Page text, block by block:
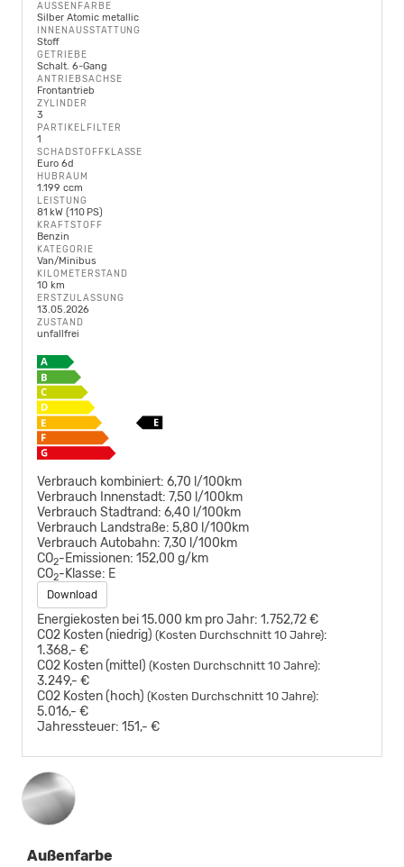
AUSSENFARBE
Silber Atomic metallic
INNENAUSSTATTUNG
Stoff
GETRIEBE
Schalt. 6-Gang
ANTRIEBSACHSE
Frontantrieb
ZYLINDER
3
PARTIKELFILTER
1
SCHADSTOFFKLASSE
Euro 6d
HUBRAUM
1.199 ccm
LEISTUNG
81 kW (110 PS)
KRAFTSTOFF
Benzin
KATEGORIE
Van/Minibus
KILOMETERSTAND
10 km
ERSTZULASSUNG
13.05.2026
ZUSTAND
unfallfrei
Verbrauch kombiniert: 6,70 l/100km
Verbrauch Innenstadt: 7,50 l/100km
Verbrauch Stadtrand: 6,40 l/100km
Verbrauch Landstraße: 5,80 l/100km
Verbrauch Autobahn: 7,30 l/100km
CO2-Emissionen: 152,00 g/km
CO2-Klasse: E
Download
Energiekosten bei 15.000 km pro Jahr: 1.752,72 €
CO2 Kosten (niedrig) (Kosten Durchschnitt 10 Jahre):
1.368,- €
CO2 Kosten (mittel) (Kosten Durchschnitt 10 Jahre):
3.249,- €
CO2 Kosten (hoch) (Kosten Durchschnitt 10 Jahre):
5.016,- €
Jahressteuer: 151,- €
Außenfarbe